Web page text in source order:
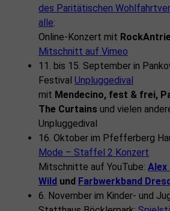
des Paritätischen
alle:
Online-Konzert mit
Mitschnitt auf Vimeo
11. bis 15. September in
Festival Unpluggedival
mit Mendecino, fest & frei,
The Curtains und vielen
Unpluggedival
16. Oktober im Pfefferberg
Mode – Staffel 2 Konzert
Mitschnitte auf YouTube: Alex
Wild und Farbwerkband
6. November im Kinder- und